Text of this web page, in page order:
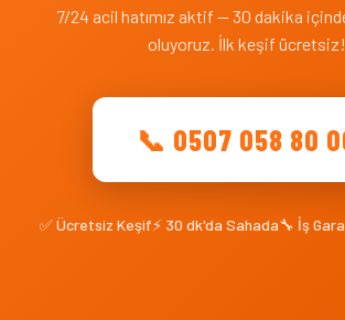
7/24 acil hatımız aktif — 30 dakika
oluyoruz. İlk keşif ücretsiz!
📞 0507 058 80
✅ Ücretsiz Keşif⚡ 30 dk'da Sahada🔧 İş